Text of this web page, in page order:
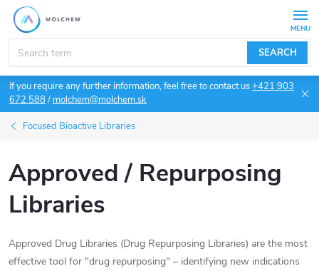
Skip
content
SEARCH
If you require any further information, feel free to contact us+421 903
672 588/ molchem@molchem.sk
Focused Bioactive Libraries
Approved / Repurposing
Libraries
Approved Drug Libraries (Drug Repurposing Libraries) are the most
effective tool for "drug repurposing" – identifying new indications